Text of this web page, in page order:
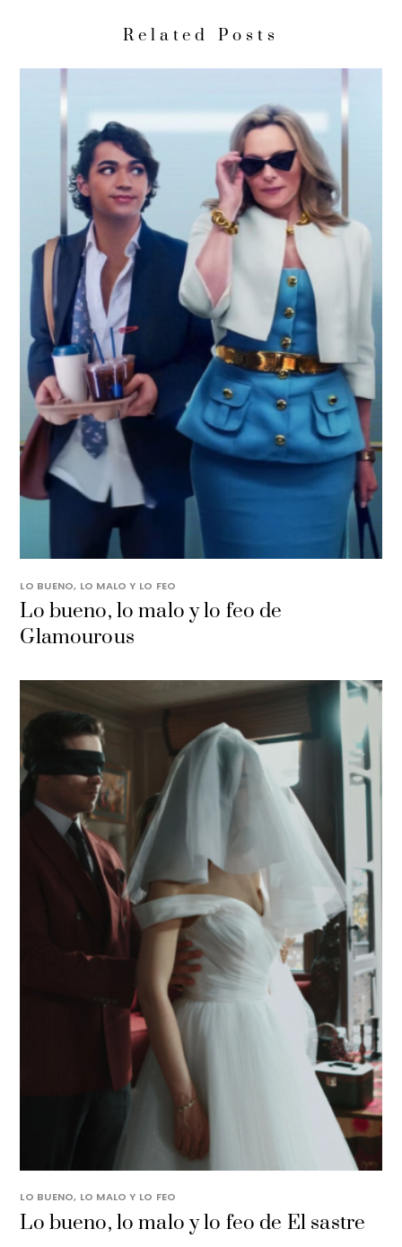
Related Posts
LO BUENO, LO MALO Y LO FEO
Lo bueno, lo malo y lo feo de
Glamourous
LO BUENO, LO MALO Y LO FEO
Lo bueno, lo malo y lo feo de El sastre